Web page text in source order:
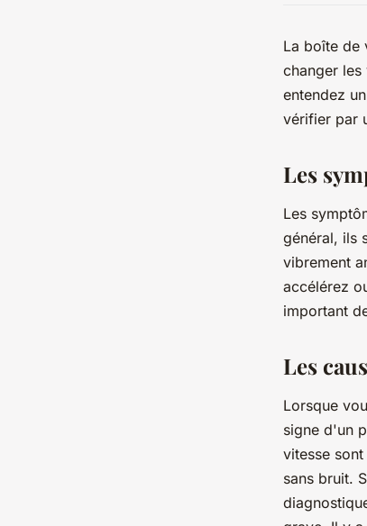
La boîte de
changer
entendez
vérifier par
Les
Les
général, ils
vibrement
accélérez
important
Les
Lorsque
signe d'un
vitesse
sans bruit.